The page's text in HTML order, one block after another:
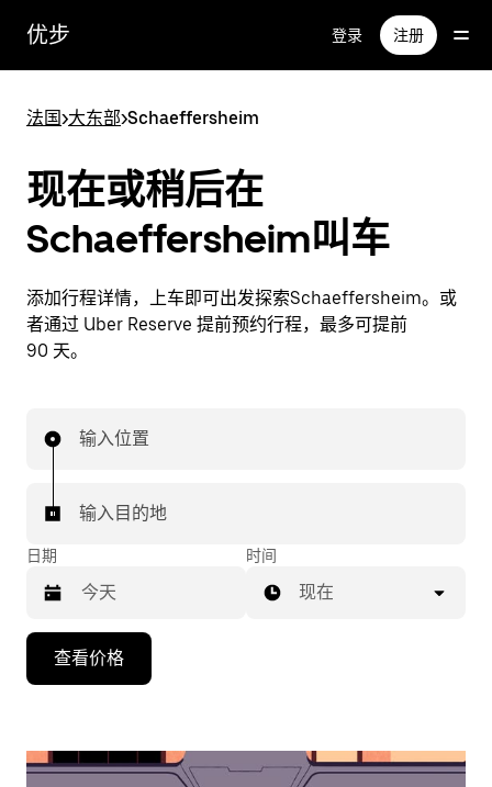
优步 登录 注册
法国>大东部>Schaeffersheim
现在或稍后在
Schaeffersheim叫车
添加行程详情，上车即可出发探索Schaeffersheim。或
者通过 Uber Reserve 提前预约行程，最多可提前
90 天。
输入位置
输入目的地
日期
向
头
时间
现在
查看价格